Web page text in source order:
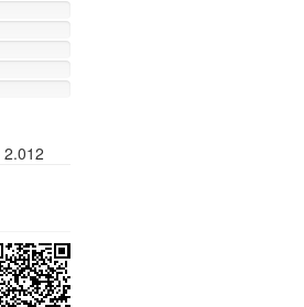
2.012